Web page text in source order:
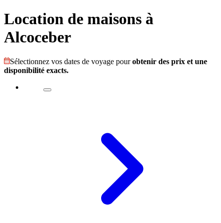
Location de maisons à
Alcoceber
Sélectionnez vos dates de voyage pourobtenir des prix et une
disponibilité exacts.